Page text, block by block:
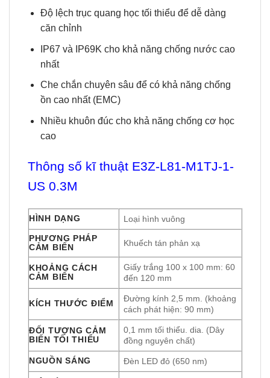
Độ lệch trục quang học tối thiểu để dễ dàng
căn chỉnh
IP67 và IP69K cho khả năng chống nước cao
nhất
Che chắn chuyên sâu để có khả năng chống
ồn cao nhất (EMC)
Nhiều khuôn đúc cho khả năng chống cơ học
cao
Thông số kĩ thuật E3Z-L81-M1TJ-1-
US 0.3M
HÌNH DẠNG
Loại hình vuông
PHƯƠNG PHÁP
CẢM BIẾN
Khuếch tán phản xạ
KHOẢNG CÁCH
CẢM BIẾN
Giấy trắng 100 x 100 mm: 60
đến 120 mm
KÍCH THƯỚC ĐIỂM
Đường kính 2,5 mm. (khoảng
cách phát hiện: 90 mm)
ĐỐI TƯỢNG CẢM
BIẾN TỐI THIỂU
0,1 mm tối thiểu. dia. (Dây
đồng nguyên chất)
NGUỒN SÁNG Đèn LED đỏ (650 nm)